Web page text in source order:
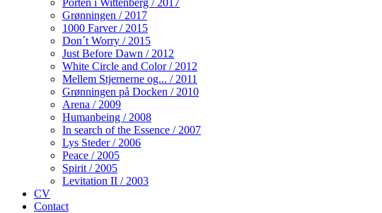
Grønningen / 2017
1000 Farver / 2015
Don´t Worry / 2015
Just Before Dawn / 2012
White Circle and Color / 2012
Mellem Stjernerne og... / 2011
Grønningen på Docken / 2010
Arena / 2009
Humanbeing / 2008
In search of the Essence / 2007
Lys Steder / 2006
Peace / 2005
Spirit / 2005
Levitation II / 2003
CV
Contact